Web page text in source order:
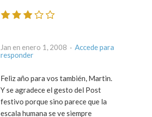
Jan en enero 1, 2008 · Accede para
responder
Feliz año para vos también, Martin.
Y se agradece el gesto del Post
festivo porque sino parece que la
escala humana se ve siempre